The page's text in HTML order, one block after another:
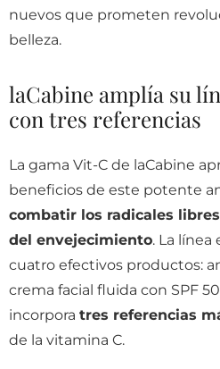
nuevos que prometen
belleza.
laCabine amplía su
con tres referencias
La gama Vit-C de laCabine
beneficios de este potente
combatir los radicales
del envejecimiento. La
cuatro efectivos productos:
crema facial fluida con SPF
incorpora tres referencias
de la vitamina C.